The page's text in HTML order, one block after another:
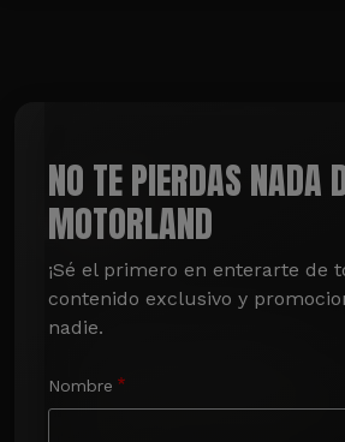
NO TE PIERDAS NADA
MOTORLAND
¡Sé el primero en enterarte de
contenido exclusivo y
nadie.
Nombre